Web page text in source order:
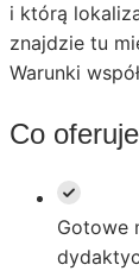
i którą
znajdzie tu
Warunki
Co
Gotowe